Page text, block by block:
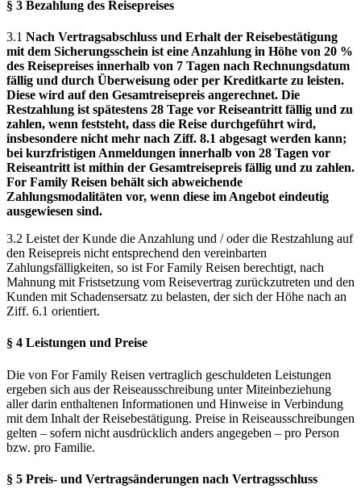
§ 3 Bezahlung des Reisepreises
3.1 Nach Vertragsabschluss und Erhalt der Reisebestätigung
mit dem Sicherungsschein ist eine Anzahlung in Höhe von 20 %
des Reisepreises innerhalb von 7 Tagen nach Rechnungsdatum
fällig und durch Überweisung oder per Kreditkarte zu leisten.
Diese wird auf den Gesamtreisepreis angerechnet. Die
Restzahlung ist spätestens 28 Tage vor Reiseantritt fällig und zu
zahlen, wenn feststeht, dass die Reise durchgeführt wird,
insbesondere nicht mehr nach Ziff. 8.1 abgesagt werden kann;
bei kurzfristigen Anmeldungen innerhalb von 28 Tagen vor
Reiseantritt ist mithin der Gesamtreisepreis fällig und zu zahlen.
For Family Reisen behält sich abweichende
Zahlungsmodalitäten vor, wenn diese im Angebot eindeutig
ausgewiesen sind.
3.2 Leistet der Kunde die Anzahlung und / oder die Restzahlung auf
den Reisepreis nicht entsprechend den vereinbarten
Zahlungsfälligkeiten, so ist For Family Reisen berechtigt, nach
Mahnung mit Fristsetzung vom Reisevertrag zurückzutreten und den
Kunden mit Schadensersatz zu belasten, der sich der Höhe nach an
Ziff. 6.1 orientiert.
§ 4 Leistungen und Preise
Die von For Family Reisen vertraglich geschuldeten Leistungen
ergeben sich aus der Reiseausschreibung unter Miteinbeziehung
aller darin enthaltenen Informationen und Hinweise in Verbindung
mit dem Inhalt der Reisebestätigung. Preise in Reiseausschreibungen
gelten – sofern nicht ausdrücklich anders angegeben – pro Person
bzw. pro Familie.
§ 5 Preis- und Vertragsänderungen nach Vertragsschluss